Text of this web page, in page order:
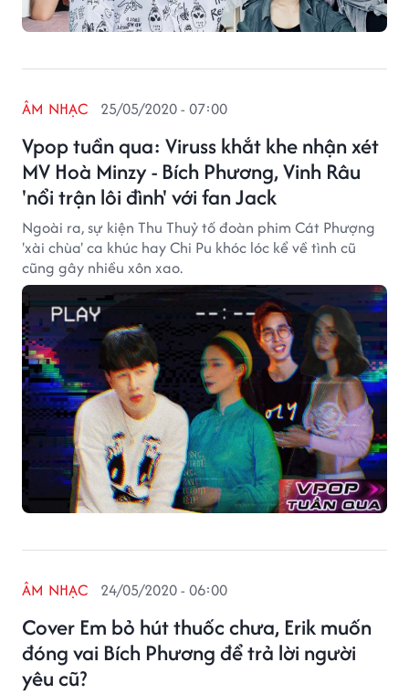
Vpop tuần qua: Viruss khắt khe nhận xét
MV Hoà Minzy - Bích Phương, Vinh Râu
'nổi trận lôi đình' với fan Jack
ÂM NHẠC 25/05/2020 - 07:00
Ngoài ra, sự kiện Thu Thuỷ tố đoàn phim Cát Phượng
'xài chùa' ca khúc hay Chi Pu khóc lóc kể về tình cũ
cũng gây nhiều xôn xao.
Cover Em bỏ hút thuốc chưa, Erik muốn
đóng vai Bích Phương để trả lời người
yêu cũ?
ÂM NHẠC 24/05/2020 - 06:00